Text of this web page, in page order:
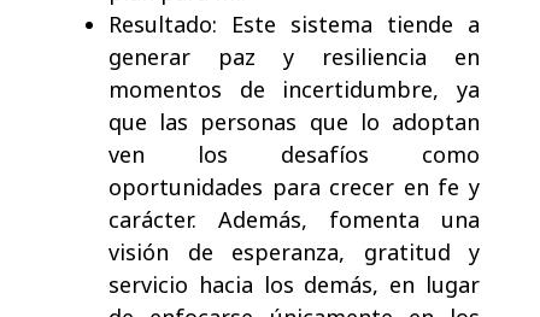
Resultado: Este sistema tiende a
generar paz y resiliencia en
momentos de incertidumbre, ya
que las personas que lo adoptan
ven los desafíos como
oportunidades para crecer en fe y
carácter. Además, fomenta una
visión de esperanza, gratitud y
servicio hacia los demás, en lugar